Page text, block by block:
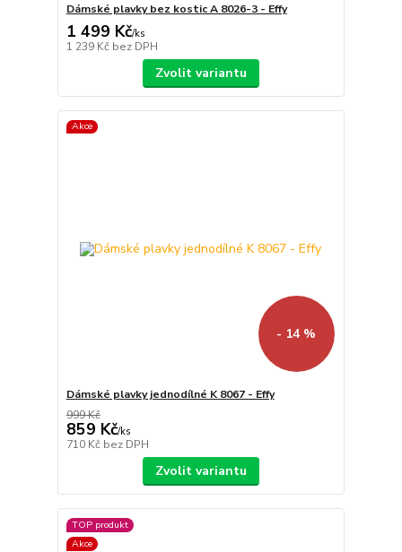
Dámské plavky bez kostic A 8026-3 - Effy
1 499 Kč/ks
1 239 Kč bez DPH
Zvolit variantu
Akce
- 14 %
Dámské plavky jednodílné K 8067 - Effy
999 Kč
859 Kč/ks
710 Kč bez DPH
Zvolit variantu
TOP produkt
Akce